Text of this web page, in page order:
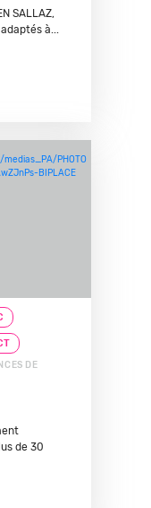
SALLAZ,
à...
DE
de 30